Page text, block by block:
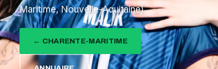
Maritime, Nouvelle-Aquitaine).
← CHARENTE-MARITIME